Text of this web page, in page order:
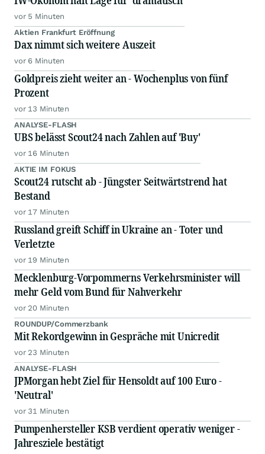
vor 5 Minuten
Aktien Frankfurt Eröffnung
Dax nimmt sich weitere Auszeit
vor 6 Minuten
Goldpreis zieht weiter an - Wochenplus von fünf
Prozent
vor 13 Minuten
ANALYSE-FLASH
UBS belässt Scout24 nach Zahlen auf 'Buy'
vor 16 Minuten
AKTIE IM FOKUS
Scout24 rutscht ab - Jüngster Seitwärtstrend hat
Bestand
vor 17 Minuten
Russland greift Schiff in Ukraine an - Toter und
Verletzte
vor 19 Minuten
Mecklenburg-Vorpommerns Verkehrsminister will
mehr Geld vom Bund für Nahverkehr
vor 20 Minuten
ROUNDUP/Commerzbank
Mit Rekordgewinn in Gespräche mit Unicredit
vor 23 Minuten
ANALYSE-FLASH
JPMorgan hebt Ziel für Hensoldt auf 100 Euro -
'Neutral'
vor 31 Minuten
Pumpenhersteller KSB verdient operativ weniger -
Jahresziele bestätigt